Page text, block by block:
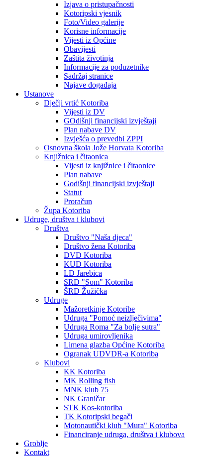
Izjava o pristupačnosti
Kotoripski vjesnik
Foto/Video galerije
Korisne informacije
Vijesti iz Općine
Obavijesti
Zaštita životinja
Informacije za poduzetnike
Sadržaj stranice
Najave događaja
Ustanove
Dječji vrtić Kotoriba
Vijesti iz DV
GOdišnji financijski izvještaji
Plan nabave DV
Izvješća o prevedbi ZPPI
Osnovna škola Jože Horvata Kotoriba
Knjižnica i čitaonica
Vijesti iz knjižnice i čitaonice
Plan nabave
Godišnji financijski izvještaji
Statut
Proračun
Župa Kotoriba
Udruge, društva i klubovi
Društva
Društvo "Naša djeca"
Društvo žena Kotoriba
DVD Kotoriba
KUD Kotoriba
LD Jarebica
SRD "Som" Kotoriba
ŠRD Žužička
Udruge
Mažoretkinje Kotoribe
Udruga "Pomoć neizlječivima"
Udruga Roma "Za bolje sutra"
Udruga umirovljenika
Limena glazba Općine Kotoriba
Ogranak UDVDR-a Kotoriba
Klubovi
KK Kotoriba
MK Rolling fish
MNK klub 75
NK Graničar
STK Kos-kotoriba
TK Kotoripski begači
Motonautički klub "Mura" Kotoriba
Financiranje udruga, društva i klubova
Groblje
Kontakt